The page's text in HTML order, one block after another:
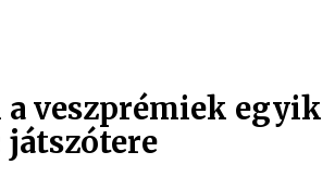
veszprémiek egyik
játszótere